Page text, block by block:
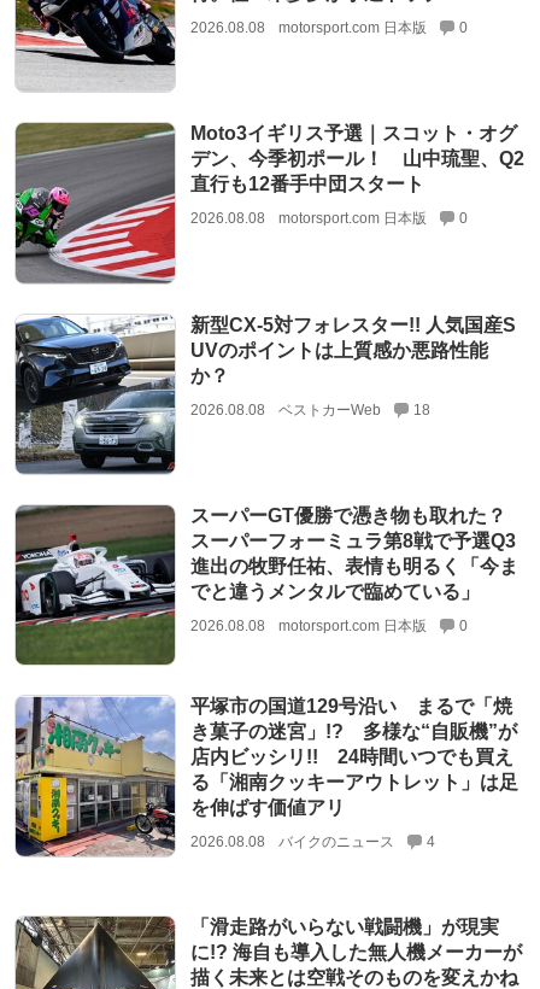
2026.08.08 motorsport.com 日本版 0
Moto3イギリス予選｜スコット・オグ
デン、今季初ポール！ 山中琉聖、Q2
直行も12番手中団スタート
2026.08.08 motorsport.com 日本版 0
新型CX-5対フォレスター!! 人気国産S
UVのポイントは上質感か悪路性能
か？
2026.08.08 ベストカーWeb 18
スーパーGT優勝で憑き物も取れた？
スーパーフォーミュラ第8戦で予選Q3
進出の牧野任祐、表情も明るく「今ま
でと違うメンタルで臨めている」
2026.08.08 motorsport.com 日本版 0
平塚市の国道129号沿い まるで「焼
き菓子の迷宮」!? 多様な“自販機”が
店内ビッシリ!! 24時間いつでも買え
る「湘南クッキーアウトレット」は足
を伸ばす価値アリ
2026.08.08 バイクのニュース 4
「滑走路がいらない戦闘機」が現実
に!? 海自も導入した無人機メーカーが
描く未来とは空戦そのものを変えかね